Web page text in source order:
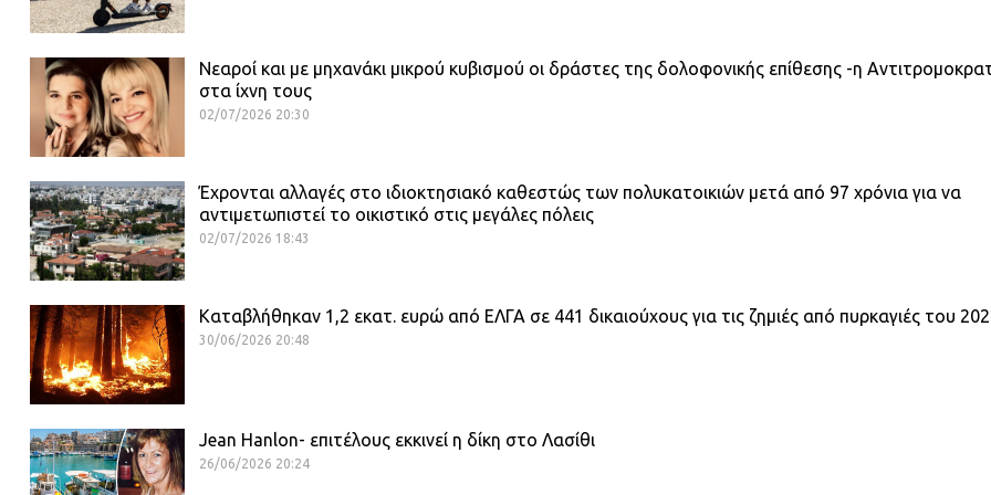
Νεαροί και με μηχανάκι μικρού κυβισμού οι δράστες της δολοφονικής επίθεσης -η
στα ίχνη τους
02/07/2026 20:30
Έχρονται αλλαγές στο ιδιοκτησιακό καθεστώς των πολυκατοικιών μετά από 97 χρόνια για να
αντιμετωπιστεί το οικιστικό στις μεγάλες πόλεις
02/07/2026 18:43
Καταβλήθηκαν 1,2 εκατ. ευρώ από ΕΛΓΑ σε 441 δικαιούχους για τις ζημιές από πυρκαγιές του
30/06/2026 20:48
Jean Hanlon- επιτέλους εκκινεί η δίκη στο Λασίθι
26/06/2026 20:24